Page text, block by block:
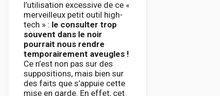
l’utilisation excessive de ce «
merveilleux petit outil high-
tech » : le consulter trop
souvent dans le noir
pourrait nous rendre
temporairement aveugles !
Ce n’est non pas sur des
suppositions, mais bien sur
des faits que s’appuie cette
mise en garde. En effet, cet